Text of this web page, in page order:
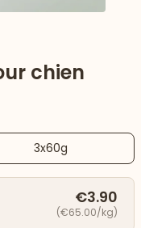
chien
3x60g
€3.90
(€65.00/kg)